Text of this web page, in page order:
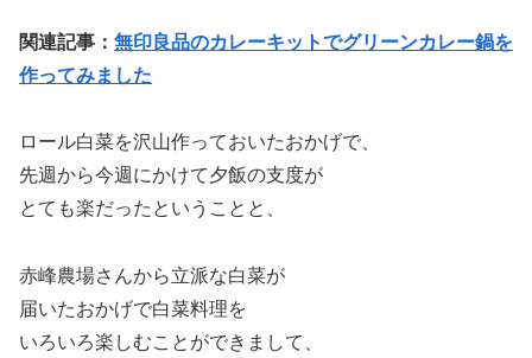
関連記事： 無印良品のカレーキットでグリーンカレー鍋を
作ってみました
ロール白菜を沢山作っておいたおかげで、
先週から今週にかけて夕飯の支度が
とても楽だったということと、
赤峰農場さんから立派な白菜が
届いたおかげで白菜料理を
いろいろ楽しむことができまして、